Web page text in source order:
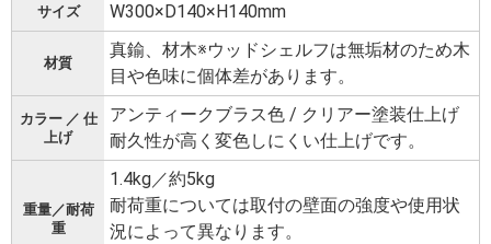
サイズ W300×D140×H140mm
材質
真鍮、材木※ウッドシェルフは無垢材のため木
目や色味に個体差があります。
カラー ／ 仕
上げ
アンティークブラス色 / クリアー塗装仕上げ
耐久性が高く変色しにくい仕上げです。
重量／耐荷
重
1.4kg／約5kg
耐荷重については取付の壁面の強度や使用状
況によって異なります。